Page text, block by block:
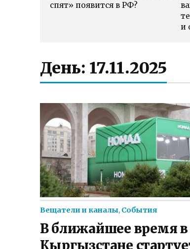
спят» появится в РФ?
и
День: 17.11.2025
Вещатели и каналы, События
В ближайшее время в
Кыргызстане